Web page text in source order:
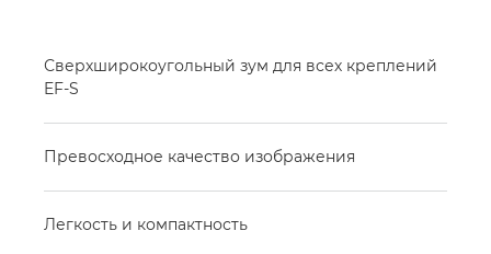
Сверхширокоугольный зум для всех креплений
EF-S
Превосходное качество изображения
Легкость и компактность